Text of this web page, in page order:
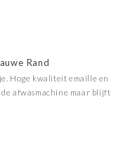
Rand
Hoge kwaliteit emaille en
afwasmachine maar blijft
afgewassen.